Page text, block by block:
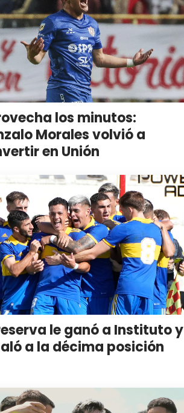
los minutos:
Morales volvió a
en Unión
le ganó a Instituto y
a la décima posición